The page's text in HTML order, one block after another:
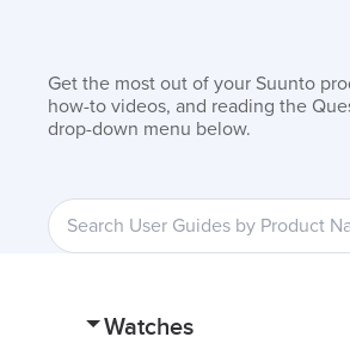
Get the most out of your Suunto
how-to videos, and reading the
drop-down menu below.
Watches